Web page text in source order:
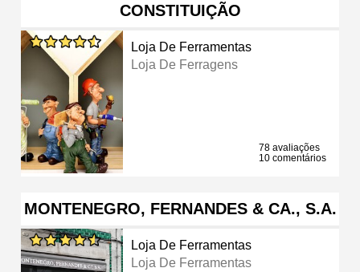
CONSTITUIÇÃO
Loja De Ferramentas
Loja De Ferragens
78 avaliações
10 comentários
MONTENEGRO, FERNANDES & CA., S.A.
Loja De Ferramentas
Loja De Ferramentas